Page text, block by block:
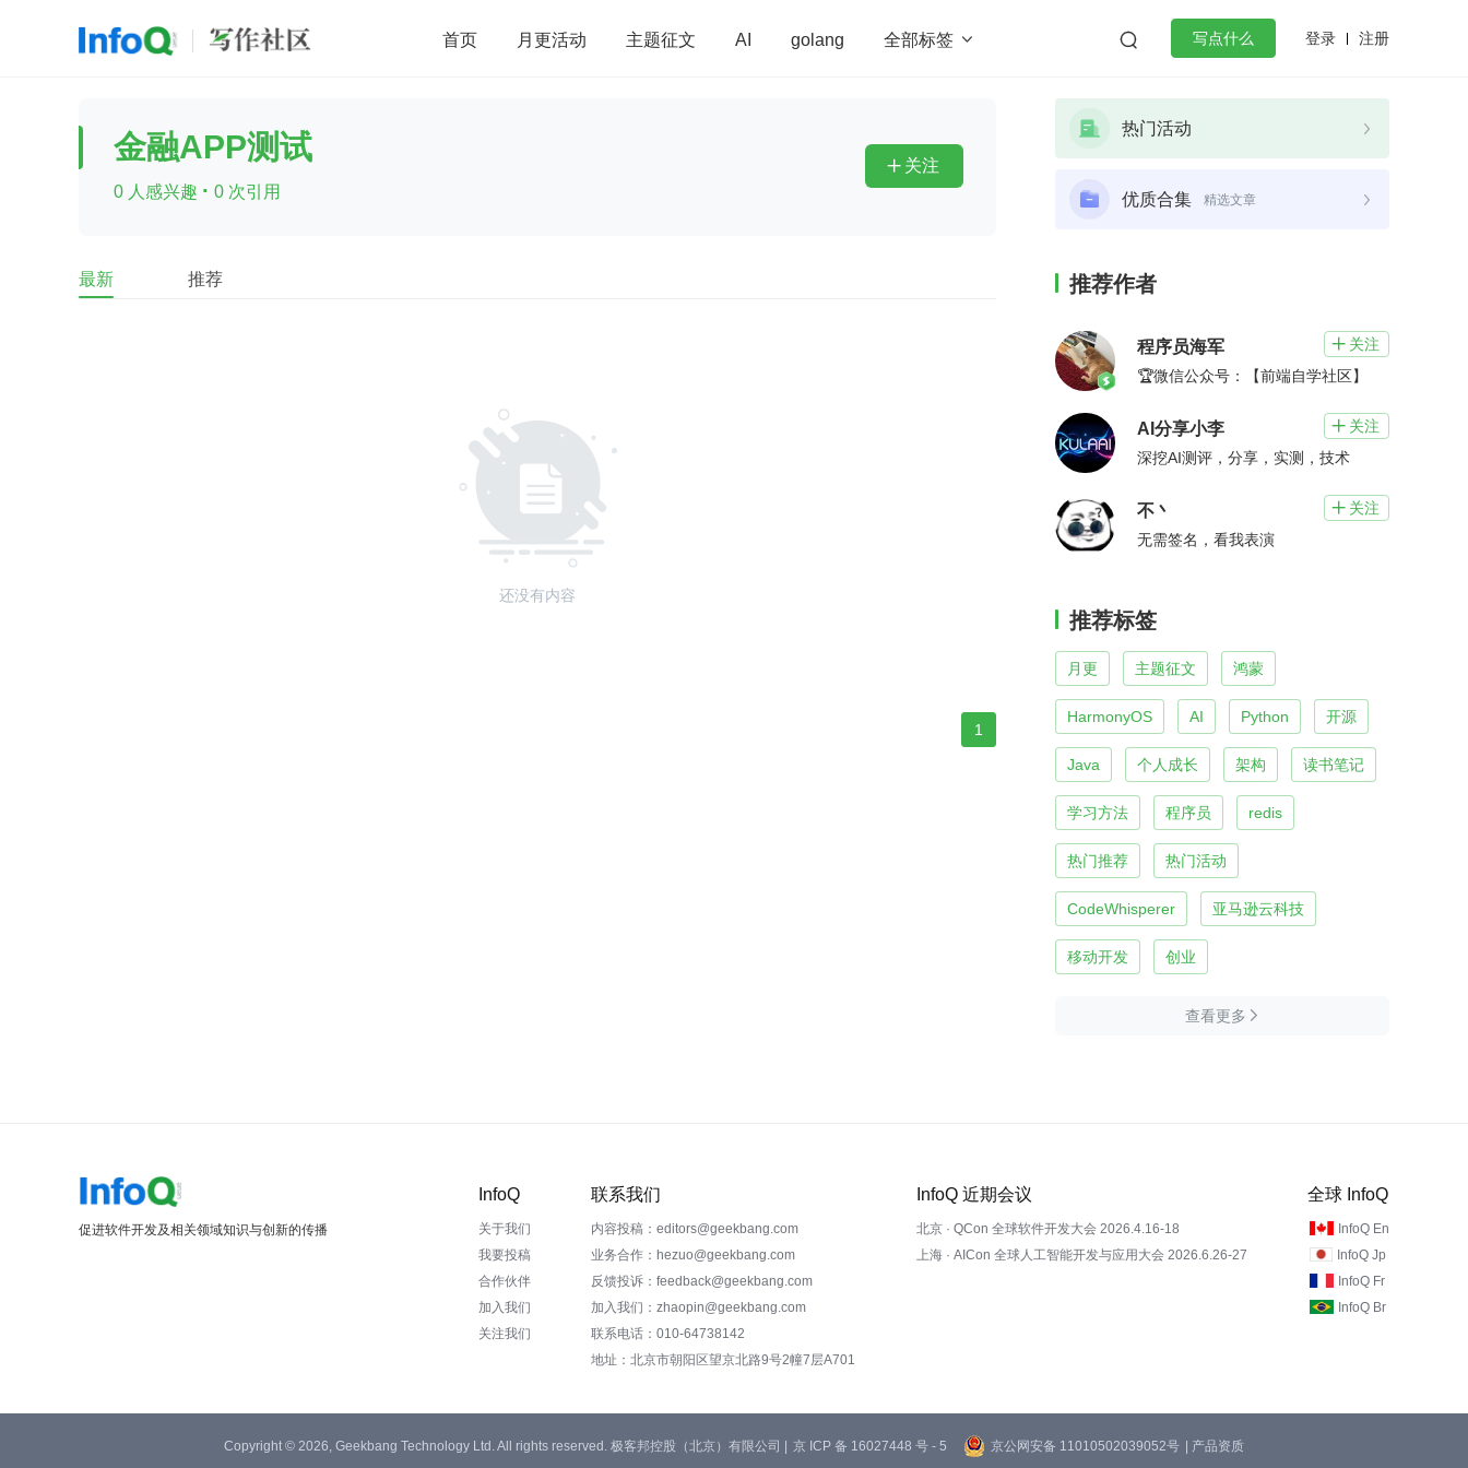
首页 月更活动 主题征文 AI golang 全部标签   写点什么 登录 注册
前端 AI 大数据 redis
查看更多
金融APP测试
0 人感兴趣 · 0 次引用
 关注
最新 推荐
还没有内容
1
热门活动
优质合集 精选文章
推荐作者
程序员海军  关注
🏆微信公众号：【前端自学社区】
AI分享小李  关注
深挖AI测评，分享，实测，技术
不丶  关注
无需签名，看我表演
推荐标签
月更 主题征文 鸿蒙
HarmonyOS AI Python 开源
Java 个人成长 架构 读书笔记
学习方法 程序员 redis
热门推荐 热门活动
CodeWhisperer 亚马逊云科技
移动开发 创业
查看更多 
促进软件开发及相关领域知识与创新的传播
InfoQ
关于我们
我要投稿
合作伙伴
加入我们
关注我们
联系我们
内容投稿：editors@geekbang.com
业务合作：hezuo@geekbang.com
反馈投诉：feedback@geekbang.com
加入我们：zhaopin@geekbang.com
联系电话：010-64738142
地址：北京市朝阳区望京北路9号2幢7层A701
InfoQ 近期会议
北京 · QCon 全球软件开发大会 2026.4.16-18
上海 · AICon 全球人工智能开发与应用大会 2026.6.26-27
全球 InfoQ
InfoQ En
InfoQ Jp
InfoQ Fr
InfoQ Br
Copyright © 2026, Geekbang Technology Ltd. All rights reserved. 极客邦控股（北京）有限公司 | 京 ICP 备 16027448 号 - 5 京公网安备 11010502039052号 | 产品资质